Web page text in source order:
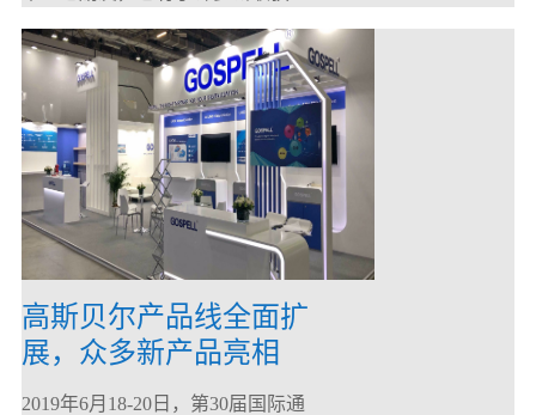
高斯贝尔产品线全面扩
展，众多新产品亮相
CommunicAsia 2019
2019年6月18-20日，第30届国际通